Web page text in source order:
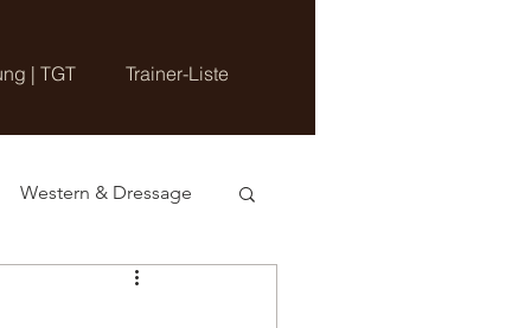
| TGT Trainer-Liste
Western & Dressage